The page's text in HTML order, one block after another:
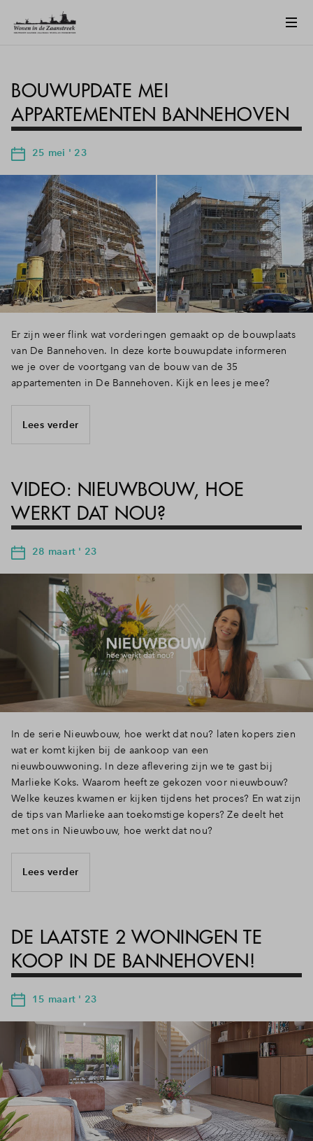
Inloggen
BOUWUPDATE MEI
APPARTEMENTEN BANNEHOVEN
25 mei ' 23
Er zijn weer flink wat vorderingen gemaakt op de bouwplaats
van De Bannehoven. In deze korte bouwupdate informeren
we je over de voortgang van de bouw van de 35
appartementen in De Bannehoven. Kijk en lees je mee?
Lees verder
VIDEO: NIEUWBOUW, HOE
WERKT DAT NOU?
28 maart ' 23
In de serie Nieuwbouw, hoe werkt dat nou? laten kopers zien
wat er komt kijken bij de aankoop van een
nieuwbouwwoning. In deze aflevering zijn we te gast bij
Marlieke Koks. Waarom heeft ze gekozen voor nieuwbouw?
Welke keuzes kwamen er kijken tijdens het proces? En wat zijn
de tips van Marlieke aan toekomstige kopers? Ze deelt het
met ons in Nieuwbouw, hoe werkt dat nou?
Lees verder
DE LAATSTE 2 WONINGEN TE
KOOP IN DE BANNEHOVEN!
15 maart ' 23